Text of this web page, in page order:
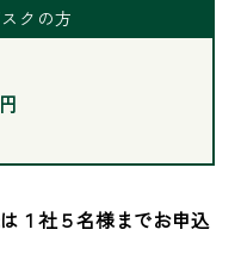
クの方
円
１社５名様までお申込